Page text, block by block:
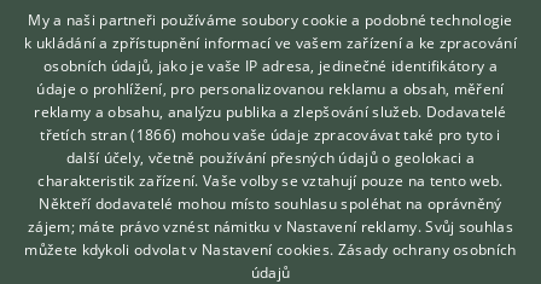
teriéři, Číslo standardu FCI: 86
Alternativní názvy plemene
Yorkshire teriér
Velikostní zařazení
Malá plemena
Země původu
Velká Británie
Více o jorkšírském teriérovi
Hledáte zvířecího kamaráda?
Zdarma vám poradí
VETERINÁŘ ONLINE
KONZULTOVAT S
VETERINÁŘEM
My a naši partneři používáme soubory cookie a podobné technologie
k ukládání a zpřístupnění informací ve vašem zařízení a ke zpracování
osobních údajů, jako je vaše IP adresa, jedinečné identifikátory a
údaje o prohlížení, pro personalizovanou reklamu a obsah, měření
reklamy a obsahu, analýzu publika a zlepšování služeb. Dodavatelé
třetích stran (1866) mohou vaše údaje zpracovávat také pro tyto i
další účely, včetně používání přesných údajů o geolokaci a
charakteristik zařízení. Vaše volby se vztahují pouze na tento web.
Někteří dodavatelé mohou místo souhlasu spoléhat na oprávněný
zájem; máte právo vznést námitku v Nastavení reklamy. Svůj souhlas
můžete kdykoli odvolat v Nastavení cookies. Zásady ochrany osobních
údajů